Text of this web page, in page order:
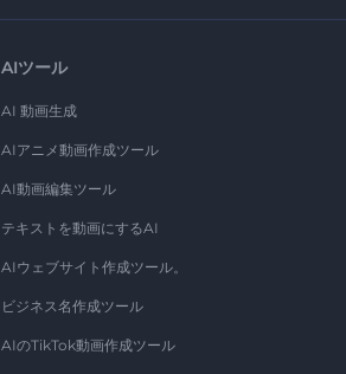
AIツール
AI 動画生成
AIアニメ動画作成ツール
AI動画編集ツール
テキストを動画にするAI
AIウェブサイト作成ツール。
ビジネス名作成ツール
AIのTikTok動画作成ツール